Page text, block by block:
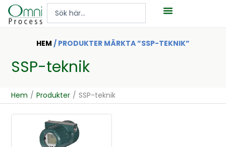
Hoppa
Search
HEM / PRODUKTER MÄRKTA ”SSP-TEKNIK”
SSP-teknik
Hem / Produkter / SSP-teknik